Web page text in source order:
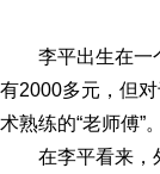
李平出生在一
有2000多元，但
术熟练的“老师傅”
在李平看来，